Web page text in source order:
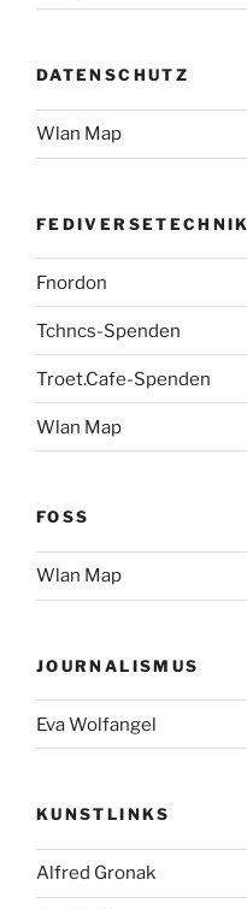
DATENSCHUTZ
Wlan Map
FEDIVERSETECHNIK
Fnordon
Tchncs-Spenden
Troet.Cafe-Spenden
Wlan Map
FOSS
Wlan Map
JOURNALISMUS
Eva Wolfangel
KUNSTLINKS
Alfred Gronak